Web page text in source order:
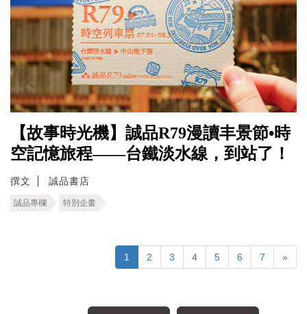
【故事時光機】誠品R79漫讀丰景節•時
空記憶旅程――台鐵淡水線，到站了！
撰文 誠品書店
誠品專欄 特別企畫
1 2 3 4 5 6 7 »